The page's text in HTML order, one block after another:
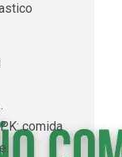
comida